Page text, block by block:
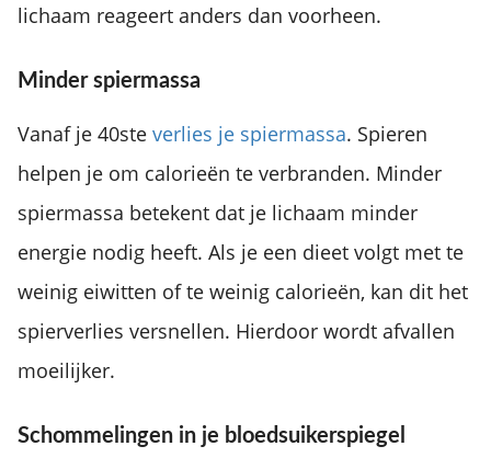
lichaam reageert anders dan voorheen.
Minder spiermassa
Vanaf je 40ste verlies je spiermassa. Spieren
helpen je om calorieën te verbranden. Minder
spiermassa betekent dat je lichaam minder
energie nodig heeft. Als je een dieet volgt met te
weinig eiwitten of te weinig calorieën, kan dit het
spierverlies versnellen. Hierdoor wordt afvallen
moeilijker.
Schommelingen in je bloedsuikerspiegel